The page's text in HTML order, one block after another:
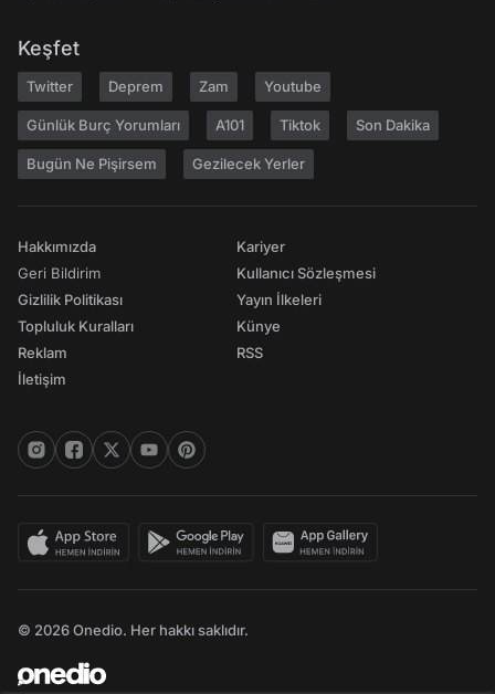
Keşfet
Twitter Deprem Zam Youtube
Günlük Burç Yorumları A101 Tiktok Son Dakika
Bugün Ne Pişirsem Gezilecek Yerler
Hakkımızda
Geri Bildirim
Gizlilik Politikası
Topluluk Kuralları
Reklam
İletişim
Kariyer
Kullanıcı Sözleşmesi
Yayın İlkeleri
Künye
RSS
© 2026 Onedio. Her hakkı saklıdır.